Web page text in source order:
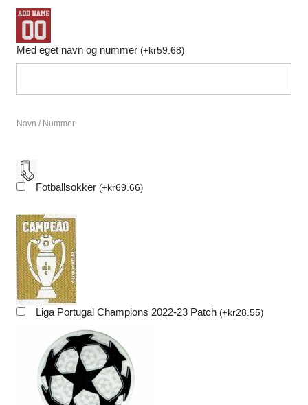
Med eget navn og nummer (+kr59.68)
Navn / Nummer
Fotballsokker (+kr69.66)
Liga Portugal Champions 2022-23 Patch (+kr28.55)